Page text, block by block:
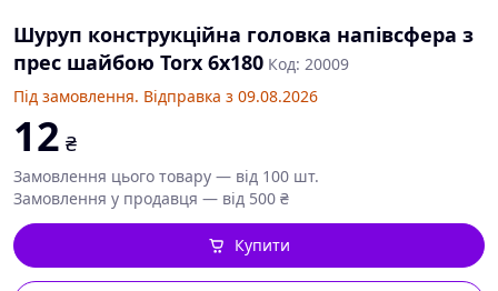
Шуруп конструкційна головка напівсфера з
прес шайбою Torx 6х180 Код: 20009
Під замовлення. Відправка з 09.08.2026
12 ₴
Замовлення цього товару — від 100 шт.
Замовлення у продавця — від 500 ₴
Купити